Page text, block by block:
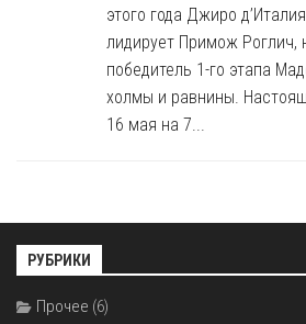
этого года Джиро
лидирует Примож Роглич,
победитель 1-го этапа
холмы и равнины.
16 мая на 7...
РУБРИКИ
Прочее (6)